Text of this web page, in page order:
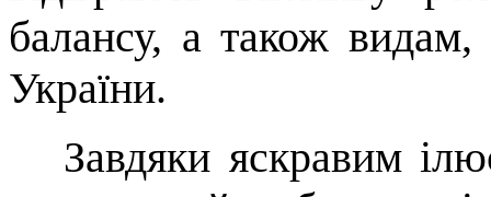
балансу, а також
України.
Завдяки яскравим